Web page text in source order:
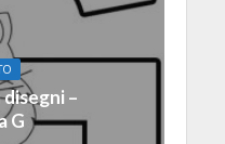
–
G